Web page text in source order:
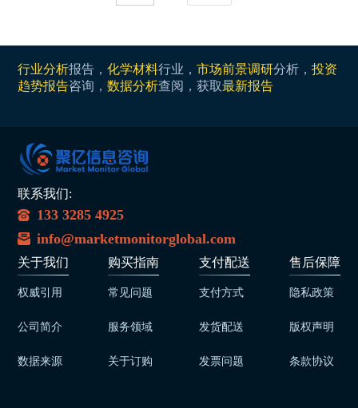
行业分析报告，化学材料行业，市场前景调研分析，投资
趋势报告咨询，数据分析查阅，获取最新报告
联系我们:
133 3285 4925
info@marketmonitorglobal.com
关于我们
权威引用
公司简介
数据来源
购买指南
常见问题
服务领域
关于订购
支付配送
支付方式
发货配送
发票问题
售后保障
隐私政策
版权声明
条款协议